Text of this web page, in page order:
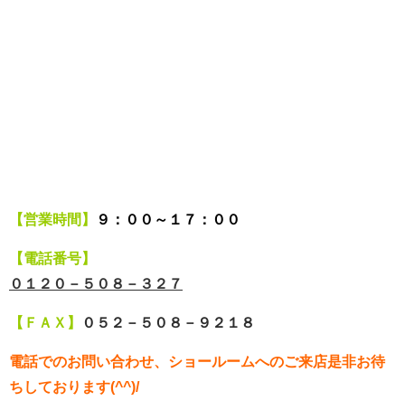
【営業時間】 ９：００～１７：００
【電話番号】
０１２０－５０８－３２７
【ＦＡＸ】 ０５２－５０８－９２１８
電話でのお問い合わせ、ショールームへのご来店是非お待
ちしております(^^)/